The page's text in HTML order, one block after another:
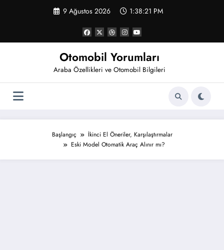
9 Ağustos 2026 1:38:22 PM
Otomobil Yorumları
Araba Özellikleri ve Otomobil Bilgileri
Başlangıç
İkinci El Öneriler, Karşılaştırmalar
Eski Model Otomatik Araç Alınır mı?